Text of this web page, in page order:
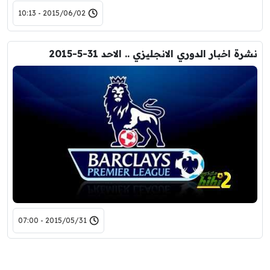
2015/06/02 - 10:13
نشرة اخبار الدوري الانجليزي .. الاحد 31-5-2015
2015/05/31 - 07:00